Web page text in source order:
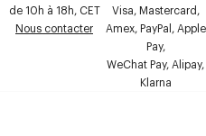
de 10h à 18h, CET
Nous contacter
Visa, Mastercard,
Amex, PayPal, Apple
Pay,
WeChat Pay, Alipay,
Klarna